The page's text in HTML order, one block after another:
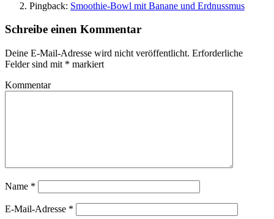
Pingback: Smoothie-Bowl mit Banane und Erdnussmus
Schreibe einen Kommentar
Deine E-Mail-Adresse wird nicht veröffentlicht. Erforderliche
Felder sind mit * markiert
Kommentar
Name *
E-Mail-Adresse *